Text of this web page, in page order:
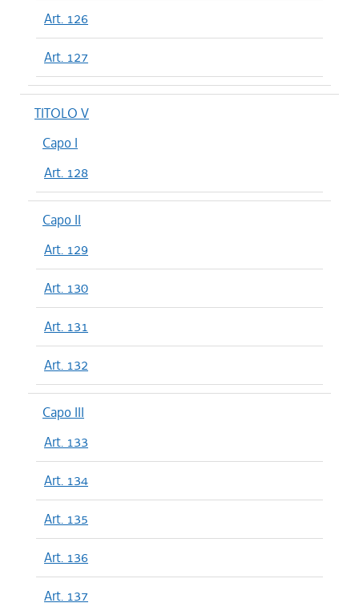
Art. 126
Art. 127
TITOLO V
Capo I
Art. 128
Capo II
Art. 129
Art. 130
Art. 131
Art. 132
Capo III
Art. 133
Art. 134
Art. 135
Art. 136
Art. 137